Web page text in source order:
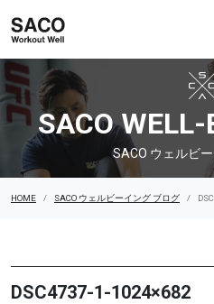
SACO ウェルビー
SACO WELL-
SACO ウェルビ
HOME SACO ウェルビーイング ブログ
DSC4737-1-1024×682